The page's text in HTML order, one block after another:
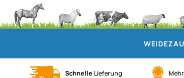
Schnelle Lieferung